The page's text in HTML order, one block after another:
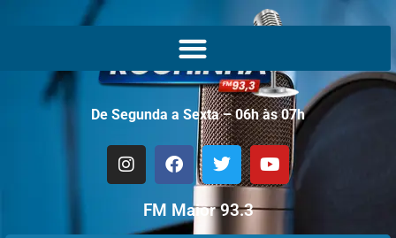
De Segunda a Sexta – 06h às 07h
FM Maior 93.3